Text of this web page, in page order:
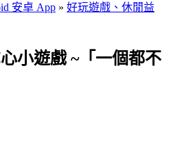
安卓 App » 好玩遊戲、休閒益
小遊戲 ~「一個都不